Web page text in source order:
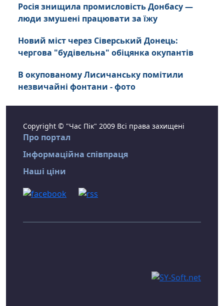
Росія знищила промисловість Донбасу —
люди змушені працювати за їжу
Новий міст через Сіверський Донець:
чергова "будівельна" обіцянка окупантів
В окупованому Лисичанську помітили
незвичайні фонтани - фото
Copyright © "Час Пік" 2009 Всі права захищені
Про портал
Інформаційна співпраця
Наші ціни